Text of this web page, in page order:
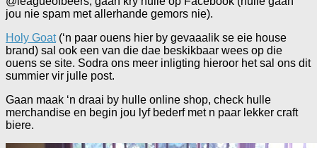
jou nie spam met allerhande gemors nie).
Holy Goat(‘n paar ouens hier by gevaaalik se eie house
brand) sal ook een van die dae beskikbaar wees op die
ouens se site. Sodra ons meer inligting hieroor het sal ons dit
summier vir julle post.
Gaan maak ‘n draai by hulle online shop, check hulle
merchandise en begin jou lyf bederf met n paar lekker craft
biere.